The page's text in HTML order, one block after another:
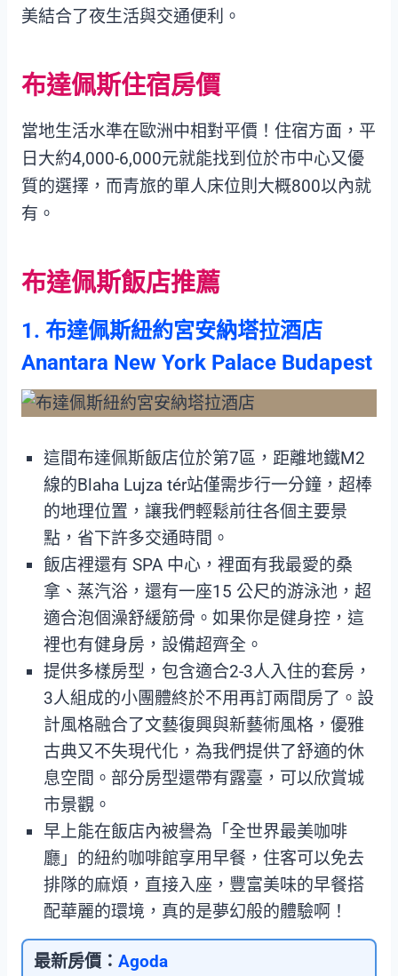
美結合了夜生活與交通便利。
布達佩斯住宿房價
當地生活水準在歐洲中相對平價！住宿方面，平
日大約4,000-6,000元就能找到位於市中心又優
質的選擇，而青旅的單人床位則大概800以內就
有。
布達佩斯飯店推薦
1. 布達佩斯紐約宮安納塔拉酒店
Anantara New York Palace Budapest
這間布達佩斯飯店位於第7區，距離地鐵M2
線的Blaha Lujza tér站僅需步行一分鐘，超棒
的地理位置，讓我們輕鬆前往各個主要景
點，省下許多交通時間。
飯店裡還有 SPA 中心，裡面有我最愛的桑
拿、蒸汽浴，還有一座15 公尺的游泳池，超
適合泡個澡舒緩筋骨。如果你是健身控，這
裡也有健身房，設備超齊全。
提供多樣房型，包含適合2-3人入住的套房，
3人組成的小團體終於不用再訂兩間房了。設
計風格融合了文藝復興與新藝術風格，優雅
古典又不失現代化，為我們提供了舒適的休
息空間。部分房型還帶有露臺，可以欣賞城
市景觀。
早上能在飯店內被譽為「全世界最美咖啡
廳」的紐約咖啡館享用早餐，住客可以免去
排隊的麻煩，直接入座，豐富美味的早餐搭
配華麗的環境，真的是夢幻般的體驗啊！
最新房價： Agoda